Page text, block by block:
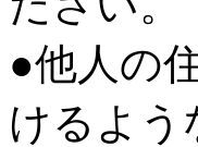
●他人の
けるよう